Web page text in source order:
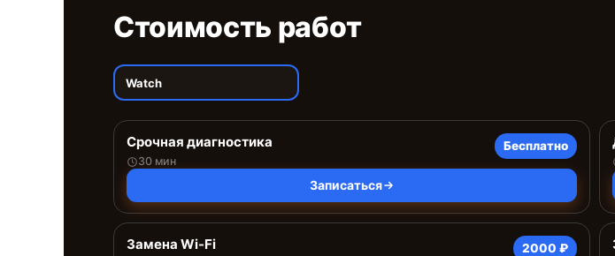
Стоимость работ
Watch
Срочная диагностика
30 мин
Бесплатно
Записаться
Замена Wi-Fi 2000 ₽